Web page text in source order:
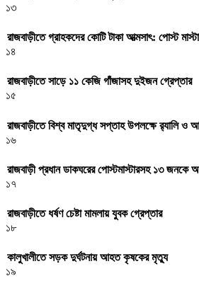
১৩
রাজবাড়ীতে গ্রাহকদের কোটি টাকা আত্মসাৎ: পোস্ট
১৪
রাজবাড়ীতে সাড়ে ১১ কেজি গাঁজাসহ দুইজন গ্রেপ্তার
১৫
রাজবাড়ীতে বিশ্ব মাতৃদুগ্ধ সপ্তাহ উপলক্ষে র‌্যালি ও
১৬
রাজবাড়ী প্রধান ডাকঘরের পোস্টমাস্টারসহ ১৩ জনকে
১৭
রাজবাড়ীতে ধর্ষণ চেষ্টা মামলায় যুবক গ্রেপ্তার
১৮
কালুখালীতে সড়ক দুর্ঘটনায় আহত কৃষকের মৃত্যু
১৯